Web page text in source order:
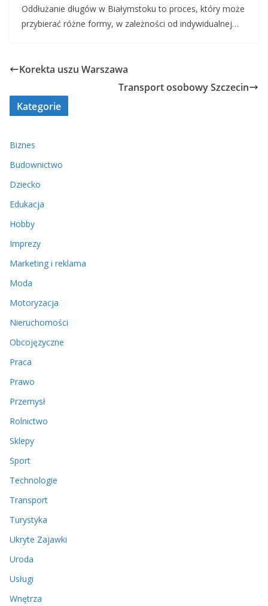
Oddłużanie długów w Białymstoku to proces, który może
przybierać różne formy, w zależności od indywidualnej…
Korekta uszu Warszawa
Transport osobowy Szczecin
Kategorie
Biznes
Budownictwo
Dziecko
Edukacja
Hobby
Imprezy
Marketing i reklama
Moda
Motoryzacja
Nieruchomości
Obcojęzyczne
Praca
Prawo
Przemysł
Rolnictwo
Sklepy
Sport
Technologie
Transport
Turystyka
Ukryte Zajawki
Uroda
Usługi
Wnętrza